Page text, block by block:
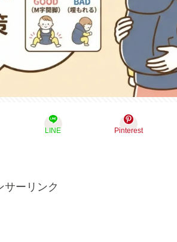
LINE Pinterest
サーリンク